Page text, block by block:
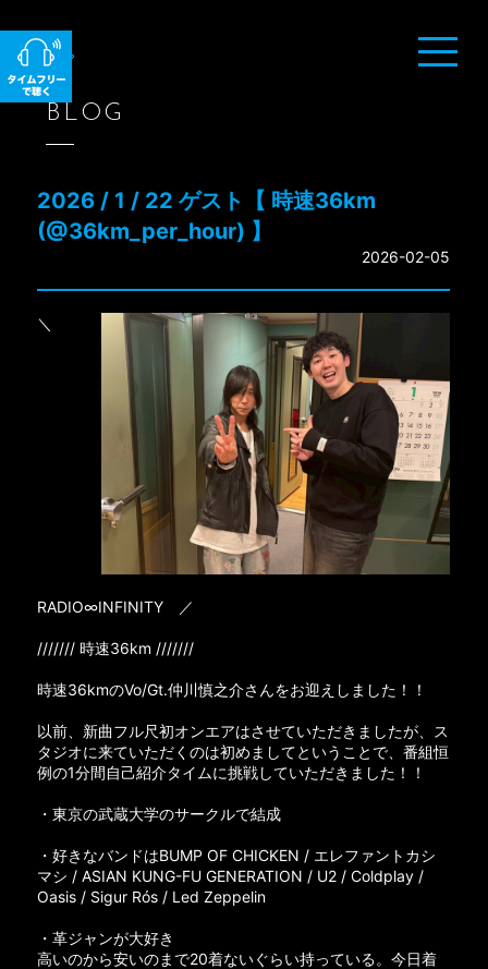
BLOG
2026 / 1 / 22 ゲスト【 時速36km
(@36km_per_hour) 】
2026-02-05
＼
RADIO∞INFINITY ／
/////// 時速36km ///////
時速36kmのVo/Gt.仲川慎之介さんをお迎えしました！！
以前、新曲フル尺初オンエアはさせていただきましたが、ス
タジオに来ていただくのは初めましてということで、番組恒
例の1分間自己紹介タイムに挑戦していただきました！！
・東京の武蔵大学のサークルで結成
・好きなバンドはBUMP OF CHICKEN / エレファントカシ
マシ / ASIAN KUNG-FU GENERATION / U2 / Coldplay /
Oasis / Sigur Rós / Led Zeppelin
・革ジャンが大好き
高いのから安いのまで20着ないぐらい持っている。今日着
08月06日（木）24時台
08月06日（木）26時台